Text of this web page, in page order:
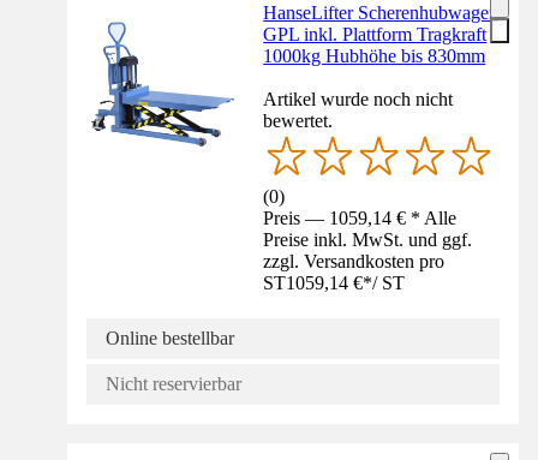
HanseLifter Scherenhubwagen
GPL inkl. Plattform Tragkraft
1000kg Hubhöhe bis 830mm
Artikel wurde noch nicht
bewertet.
(0)
Preis — 1059,14 € * Alle
Preise inkl. MwSt. und ggf.
zzgl. Versandkosten pro
ST1059,14 €*/ ST
Online bestellbar
Nicht reservierbar